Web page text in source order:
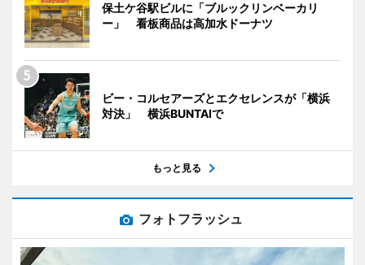
保土ケ谷駅ビルに「ブルックリンベーカリ
ー」 看板商品は高加水ドーナツ
ビー・コルセアーズとエクセレンスが「横浜
対決」 横浜BUNTAIで
もっと見る
フォトフラッシュ